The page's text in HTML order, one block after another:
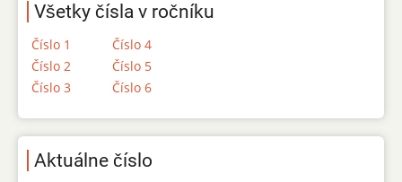
Všetky čísla v ročníku
Číslo 1
Číslo 2
Číslo 3
Číslo 4
Číslo 5
Číslo 6
Aktuálne číslo